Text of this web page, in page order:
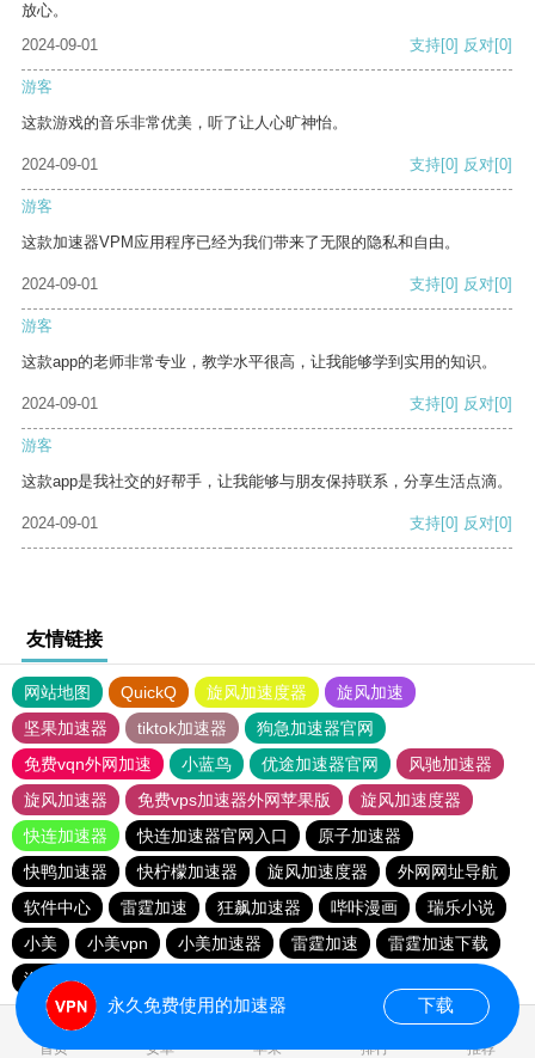
放心。
2024-09-01
支持[0] 反对[0]
游客
这款游戏的音乐非常优美，听了让人心旷神怡。
2024-09-01 支持[0] 反对[0]
游客
这款加速器VPM应用程序已经为我们带来了无限的隐私和自由。
2024-09-01 支持[0] 反对[0]
游客
这款app的老师非常专业，教学水平很高，让我能够学到实用的知识。
2024-09-01 支持[0] 反对[0]
游客
这款app是我社交的好帮手，让我能够与朋友保持联系，分享生活点滴。
2024-09-01 支持[0] 反对[0]
友情链接
网站地图 QuickQ 旋风加速度器
旋风加速
坚果加速器
tiktok加速器
狗急加速器官网
免费vqn外网加速
小蓝鸟 优途加速器官网
风驰加速器
旋风加速器
免费vps加速器外网苹果版
旋风加速度器
快连加速器
快连加速器官网入口
原子加速器
快鸭加速器
快柠檬加速器 旋风加速度器
外网网址导航
软件中心
雷霆加速 狂飙加速器 哔咔漫画
瑞乐小说
小美
小美vpn 小美加速器 雷霆加速
雷霆加速下载
海鸥加速度
首页 安卓 苹果 排行 推荐
永久免费使用的加速器 下载
0.025957s